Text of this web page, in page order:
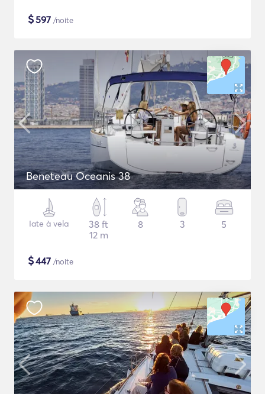
$597 /noite
Beneteau Oceanis 38
Iate à vela
38 ft
12 m
8 3 5
$447 /noite